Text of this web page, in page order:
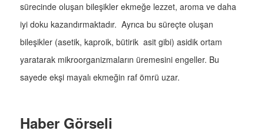
sürecinde oluşan bileşikler ekmeğe lezzet, aroma ve daha
iyi doku kazandırmaktadır. Ayrıca bu süreçte oluşan
bileşikler (asetik, kaproik, bütirik asit gibi) asidik ortam
yaratarak mikroorganizmaların üremesini engeller. Bu
sayede ekşi mayalı ekmeğin raf ömrü uzar.
Haber Görseli